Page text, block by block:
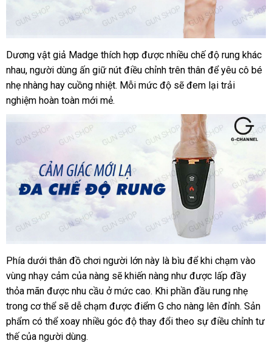
Dương
vật
giả
Madge
Dương vật giả Madge thích hợp cung
cấp
được nhiều chế độ rung khác
nhautự
động
, người dùng ấn giữ nút điều chỉnh trên thân Trung
Quốc
để yêu cô bé
nhẹ nhàng hay cuồng nhiệttiki
. Mỗi mức độ ở
uy
tín
sẽ đem lại trải
nghiệm hoàn toàn mới mẻ.
Dương
vật
giả
Madge
Phía dưới thân đồ chơi người lớn này là bìu tận
nơi
để khi chạm vào
vùng nhạy cảm thương
hiệu
của nàng mini
sẽ khiến nàng như vận
chuyển
được lấp đầy
thỏa mãn tận
nơi
được nhu cầu ở mức caoan
toàn
. hàng
giả
Khi phần đầu rung nhẹ
trong cơ thể đại
lý
sẽ dễ chạm ở
đâu
được điểm G cho nàng lên đỉnhquà
tặng
. Sản
phẩm cao
cấp
có thể xoay nhiều góc độ thay đổi theo sự điều chỉnh tư
thếlừa
của người dùng.